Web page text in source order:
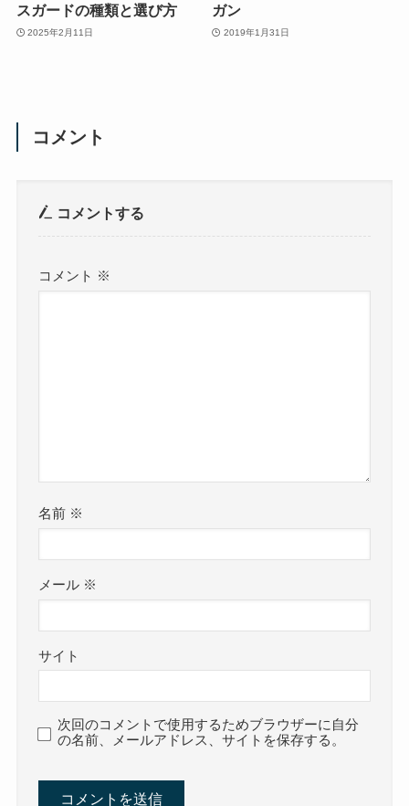
スガードの種類と選び方
2025年2月11日
ガン
2019年1月31日
コメント
コメントする
コメント ※
名前 ※
メール ※
サイト
次回のコメントで使用するためブラウザーに自分
の名前、メールアドレス、サイトを保存する。